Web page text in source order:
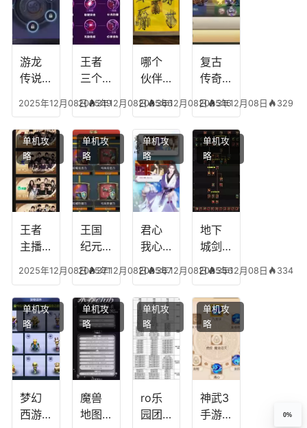
游龙
传说
能，
游龙
传说
多少
级能
挖矿
2025年12月08日 319
王者
三个
加
点，
王者
技能
可以
放三
个是
什么
模式
2025年12月08日 366
哪个
伙伴
心符
技
能，
失心
符命
中后
附加
五雷
2025年12月08日 316
复古
传奇
平民
搭配
阵
容，
复古
传奇
英雄
版哪
个组
合平
2025年12月08日 329
王者
主播
搭
配，
王者
最强
的主
播
2025年12月08日 371
单机攻
略
王国
纪元
搭
配，
王国
纪元
最强
2025年12月08日 367
单机攻
略
君心
我心
宫攻
略，
君心
我心
剧情
文本
2025年12月08日 356
单机攻
略
地下
城剑
能加
点
图，
地下
城剑
神用
什么
装备
2025年12月08日 334
单机攻
略
梦幻
西游
单机攻
略
魔兽
地图
单机攻
略
ro乐
园团
单机攻
略
神武3
手游
单机攻
略
0%